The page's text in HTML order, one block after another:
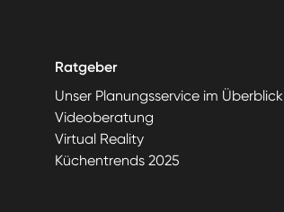
Ratgeber
Unser Planungsservice im Überblick
Videoberatung
Virtual Reality
Küchentrends 2025